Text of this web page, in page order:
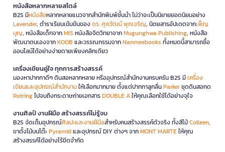
หนังสือหลากหลายสไตล์
B2S มีหนังสือหลากหลายแนวจากสำนักพิมพ์ชั้นนำ ไม่ว่าจะเป็นนิยายยอดนิยมอย่าง
Lavender, ตำราเรียนเข้มข้นของดร. ศุภวัฒน์ พุกเจริญ, นิตยสารอัปเดตจากเพ็ญ
บุญ, หนังสือเด็กจากMIS หนังสือจิตวิทยาจากMugunghwa Publishing, หนังสือ
พัฒนาตนเองจากKOOB และวรรณกรรมจากNanmeebooks ทั้งหมดนี้สามารถซื้อ
ออนไลน์ได้อย่างง่ายดายเพียงคลิกเดียว
เครื่องเขียนคู่ใจ ทุกการสร้างสรรค์
มองหาปากกาดีๆ ดินสอหลากหลาย หรืออุปกรณ์สำนักงานครบครัน B2S มีเครื่อง
เขียนและอุปกรณ์สำนักงานให้เลือกมากมาย ตั้งแต่ปากกาลูกลื่นParkerชุดดินสอกด
Rotringไปจนถึงกระดาษถ่ายเอกสารDOUBLE Aให้คุณเลือกใช้ได้อย่างจุใจ
งานศิลป์ งานฝีมือ สร้างสรรค์ไม่รู้จบ
B2S จัดเต็มอุปกรณ์ศิลปะและงานฝีมือสำหรับคนสร้างสรรค์ตัวจริง ทั้งสีไม้Colleen,
ขาตั้งไม้บนโต๊ะPyramidและอุปกรณ์ DIY ต่างๆ จากMONT MARTEให้คุณ
สร้างสรรค์ได้อย่างไร้ขีดจำกัด